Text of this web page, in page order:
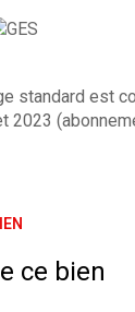
standard est
2023
ce bien